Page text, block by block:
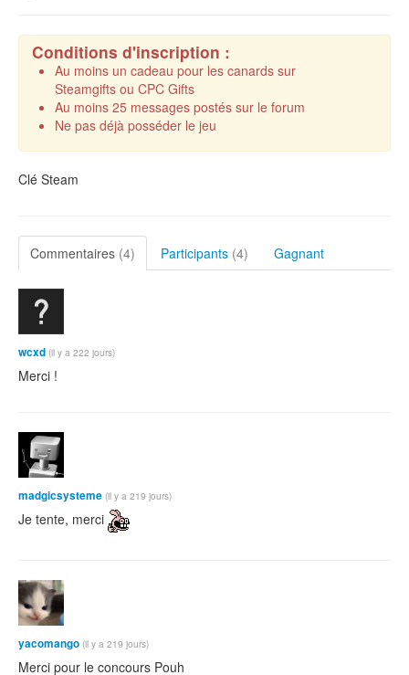
Conditions d'inscription :
Au moins un cadeau pour les canards sur
Steamgifts ou CPC Gifts
Au moins 25 messages postés sur le forum
Ne pas déjà posséder le jeu
Clé Steam
Commentaires (4) Participants (4) Gagnant
wcxd (il y a 222 jours)
Merci !
madgicsysteme (il y a 219 jours)
Je tente, merci
yacomango (il y a 219 jours)
Merci pour le concours Pouh